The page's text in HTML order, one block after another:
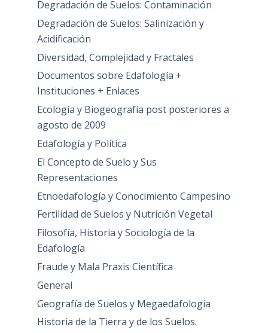
Degradación de Suelos: Contaminación
Degradación de Suelos: Salinización y
Acidificación
Diversidad, Complejidad y Fractales
Documentos sobre Edafología +
Instituciones + Enlaces
Ecología y Biogeografía post posteriores a
agosto de 2009
Edafología y Política
El Concepto de Suelo y Sus
Representaciones
Etnoedafología y Conocimiento Campesino
Fertilidad de Suelos y Nutrición Vegetal
Filosofía, Historia y Sociología de la
Edafología
Fraude y Mala Praxis Científica
General
Geografía de Suelos y Megaedafología
Historia de la Tierra y de los Suelos.